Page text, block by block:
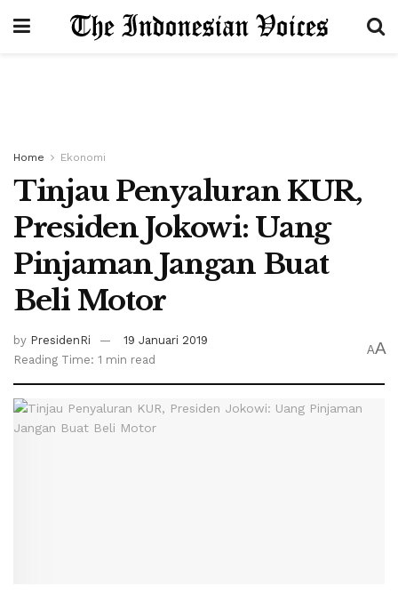
Home Ekonomi
Tinjau Penyaluran KUR,
Presiden Jokowi: Uang
Pinjaman Jangan Buat
Beli Motor
by PresidenRi
19 Januari 2019
Reading Time: 1 min read
AA